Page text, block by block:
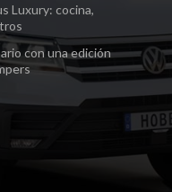
Luxury: cocina,
con una edición